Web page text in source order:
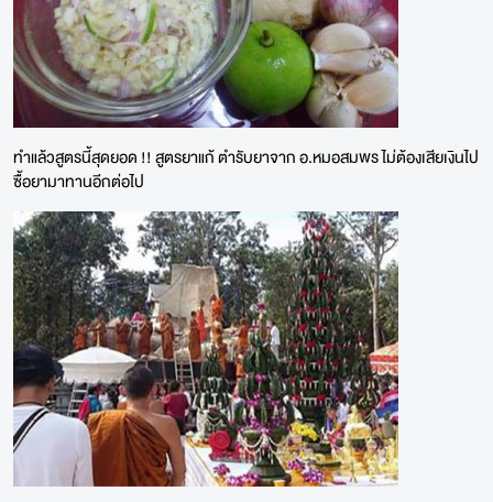
ทำแล้วสูตรนี้สุดยอด !! สูตรยาแก้ ตำรับยาจาก อ.หมอสมพร ไม่ต้องเสียเงินไป
ซื้อยามาทานอีกต่อไป